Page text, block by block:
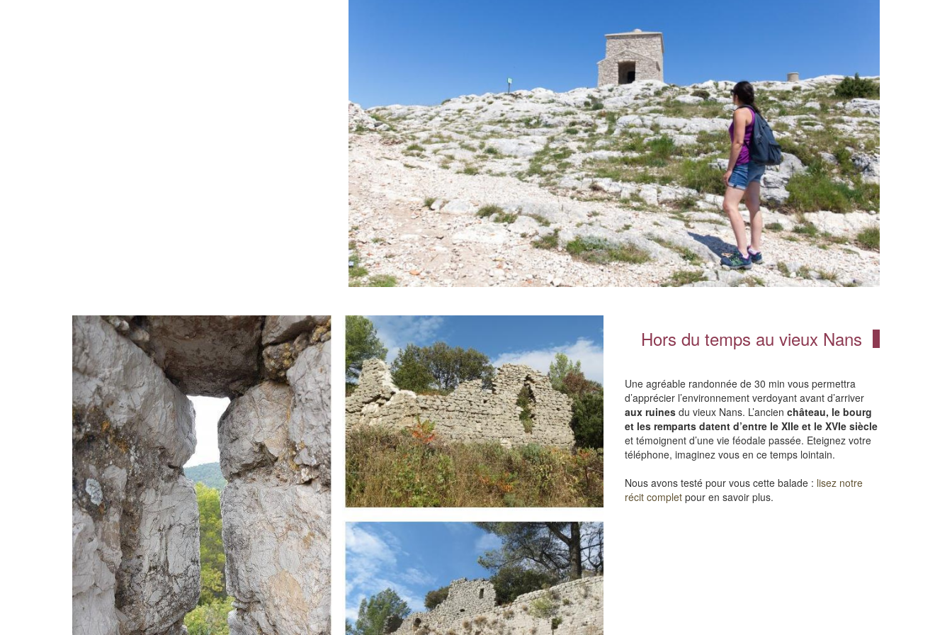
Hors du temps au vieux Nans
Une agréable randonnée de 30 min vous permettra
d’apprécier l’environnement verdoyant avant d’arriver
aux ruines du vieux Nans. L’ancien château, le bourg
et les remparts datent d’entre le XIIe et le XVIe siècle
et témoignent d’une vie féodale passée. Eteignez votre
téléphone, imaginez vous en ce temps lointain.
Nous avons testé pour vous cette balade : lisez notre
récit complet pour en savoir plus.